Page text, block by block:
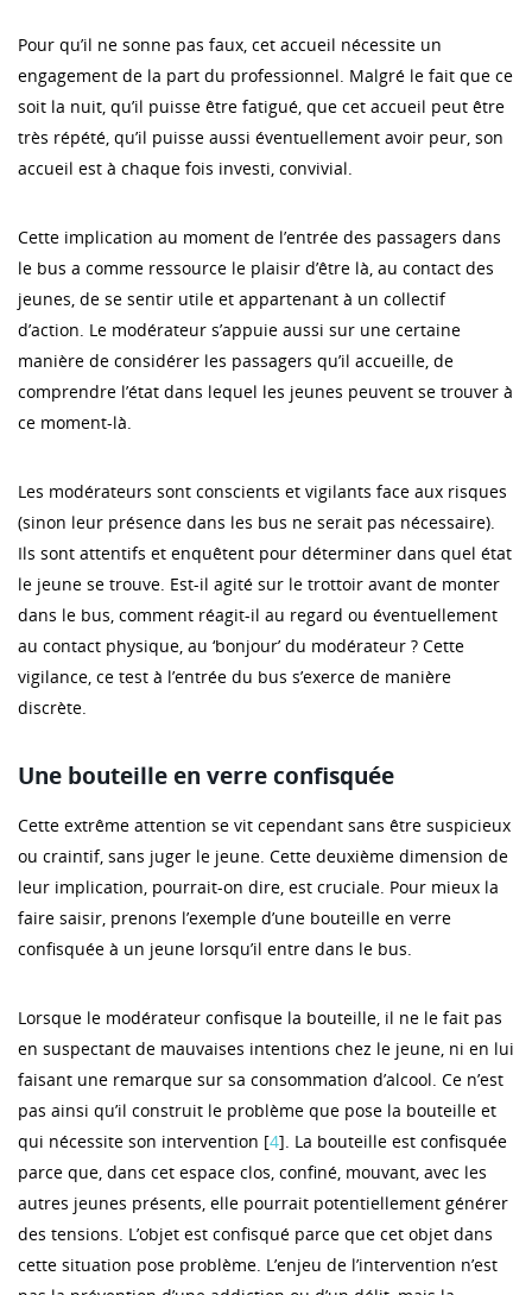
Pour qu’il ne sonne pas faux, cet accueil nécessite un
engagement de la part du professionnel. Malgré le fait que ce
soit la nuit, qu’il puisse être fatigué, que cet accueil peut être
très répété, qu’il puisse aussi éventuellement avoir peur, son
accueil est à chaque fois investi, convivial.
Cette implication au moment de l’entrée des passagers dans
le bus a comme ressource le plaisir d’être là, au contact des
jeunes, de se sentir utile et appartenant à un collectif
d’action. Le modérateur s’appuie aussi sur une certaine
manière de considérer les passagers qu’il accueille, de
comprendre l’état dans lequel les jeunes peuvent se trouver à
ce moment-là.
Les modérateurs sont conscients et vigilants face aux risques
(sinon leur présence dans les bus ne serait pas nécessaire).
Ils sont attentifs et enquêtent pour déterminer dans quel état
le jeune se trouve. Est-il agité sur le trottoir avant de monter
dans le bus, comment réagit-il au regard ou éventuellement
au contact physique, au ‘bonjour’ du modérateur ? Cette
vigilance, ce test à l’entrée du bus s’exerce de manière
discrète.
Une bouteille en verre confisquée
Cette extrême attention se vit cependant sans être suspicieux
ou craintif, sans juger le jeune. Cette deuxième dimension de
leur implication, pourrait-on dire, est cruciale. Pour mieux la
faire saisir, prenons l’exemple d’une bouteille en verre
confisquée à un jeune lorsqu’il entre dans le bus.
Lorsque le modérateur confisque la bouteille, il ne le fait pas
en suspectant de mauvaises intentions chez le jeune, ni en lui
faisant une remarque sur sa consommation d’alcool. Ce n’est
pas ainsi qu’il construit le problème que pose la bouteille et
qui nécessite son intervention [4]. La bouteille est confisquée
parce que, dans cet espace clos, confiné, mouvant, avec les
autres jeunes présents, elle pourrait potentiellement générer
des tensions. L’objet est confisqué parce que cet objet dans
cette situation pose problème. L’enjeu de l’intervention n’est